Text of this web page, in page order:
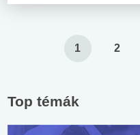
1 2
Top témák